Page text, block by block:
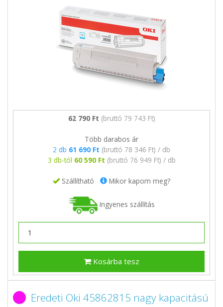
62 790 Ft (bruttó 79 743 Ft)
Több darabos ár
2 db 61 690 Ft (bruttó 78 346 Ft) / db
3 db-tól 60 590 Ft (bruttó 76 949 Ft) / db
Szállítható Mikor kapom meg?
Ingyenes szállítás
Kosárba tesz
Eredeti Oki 45862815 nagy kapacitású